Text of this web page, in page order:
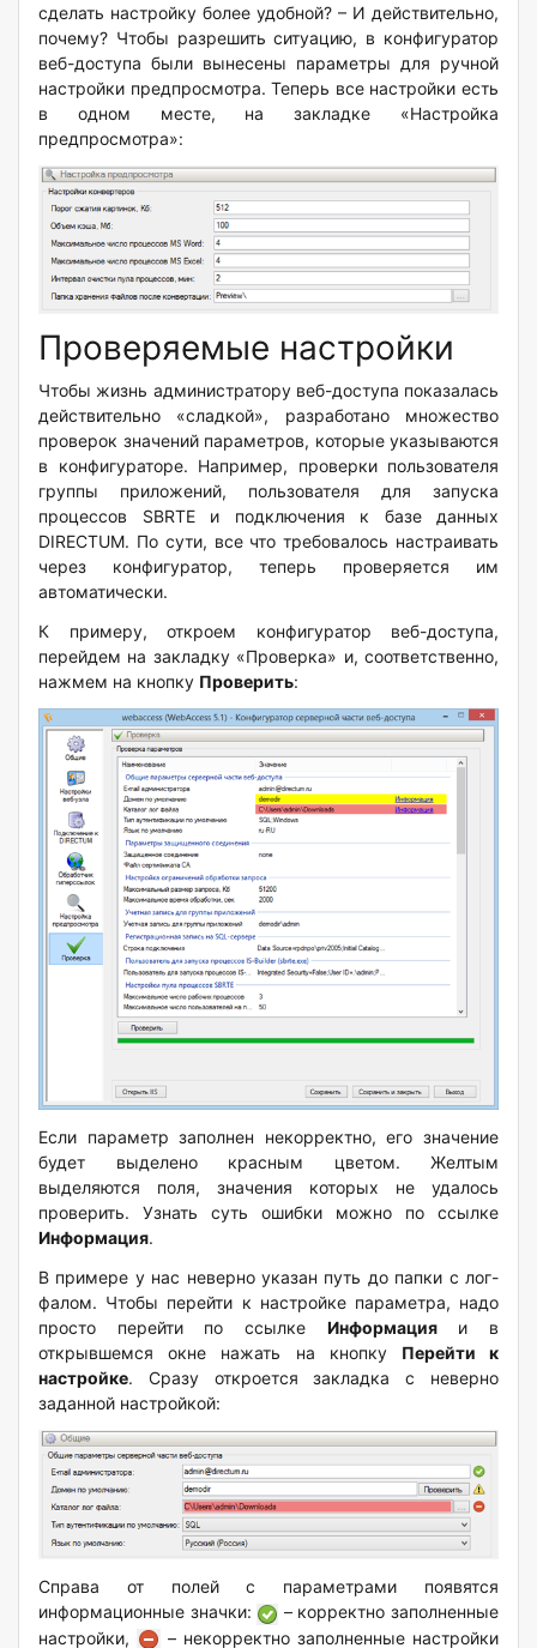
сделать настройку более удобной? – И действительно,
почему? Чтобы разрешить ситуацию, в конфигуратор
веб-доступа были вынесены параметры для ручной
настройки предпросмотра. Теперь все настройки есть
в одном месте, на закладке «Настройка
предпросмотра»:
Проверяемые настройки
Чтобы жизнь администратору веб-доступа показалась
действительно «сладкой», разработано множество
проверок значений параметров, которые указываются
в конфигураторе. Например, проверки пользователя
группы приложений, пользователя для запуска
процессов SBRTE и подключения к базе данных
DIRECTUM. По сути, все что требовалось настраивать
через конфигуратор, теперь проверяется им
автоматически.
К примеру, откроем конфигуратор веб-доступа,
перейдем на закладку «Проверка» и, соответственно,
нажмем на кнопку Проверить:
Если параметр заполнен некорректно, его значение
будет выделено красным цветом. Желтым
выделяются поля, значения которых не удалось
проверить. Узнать суть ошибки можно по ссылке
Информация.
В примере у нас неверно указан путь до папки с лог-
фалом. Чтобы перейти к настройке параметра, надо
просто перейти по ссылке Информацияи в
открывшемся окне нажать на кнопку Перейти к
настройке. Сразу откроется закладка с неверно
заданной настройкой:
Справа от полей с параметрами появятся
информационные значки:
– корректно заполненные
настройки,
– некорректно заполненные настройки